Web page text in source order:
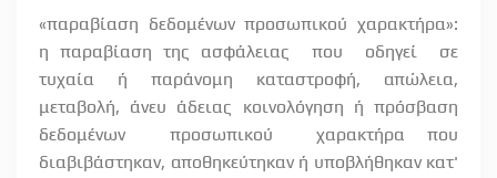
«παραβίαση δεδομένων προσωπικού χαρακτήρα»:
η παραβίαση της ασφάλειας
που οδηγεί
σε
τυχαία
ή παράνομη καταστροφή,
απώλεια,
μεταβολή, άνευ άδειας κοινολόγηση ή πρόσβαση
δεδομένων
προσωπικού
χαρακτήρα που
διαβιβάστηκαν, αποθηκεύτηκαν ή υποβλήθηκαν κατ'